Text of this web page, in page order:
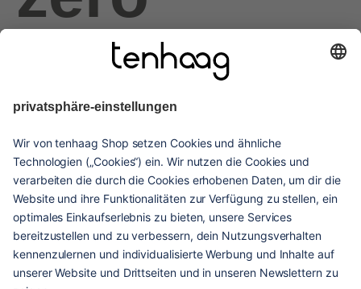
haags
given
hilfe & service
kontakt